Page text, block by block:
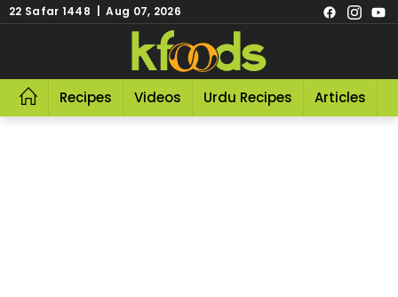
22 Safar 1448 | Aug 07, 2026
Recipes Videos Urdu Recipes Articles